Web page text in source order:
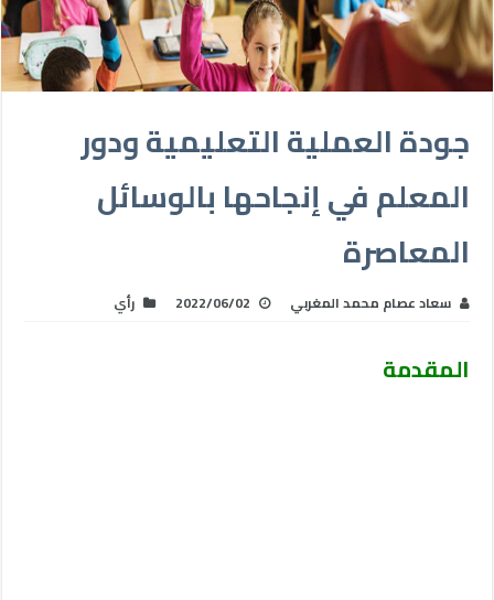
جودة العملية التعليمية ودور
المعلم في إنجاحها بالوسائل
المعاصرة
سعاد عصام محمد المغربي 2022/06/02 رأي
المقدمة